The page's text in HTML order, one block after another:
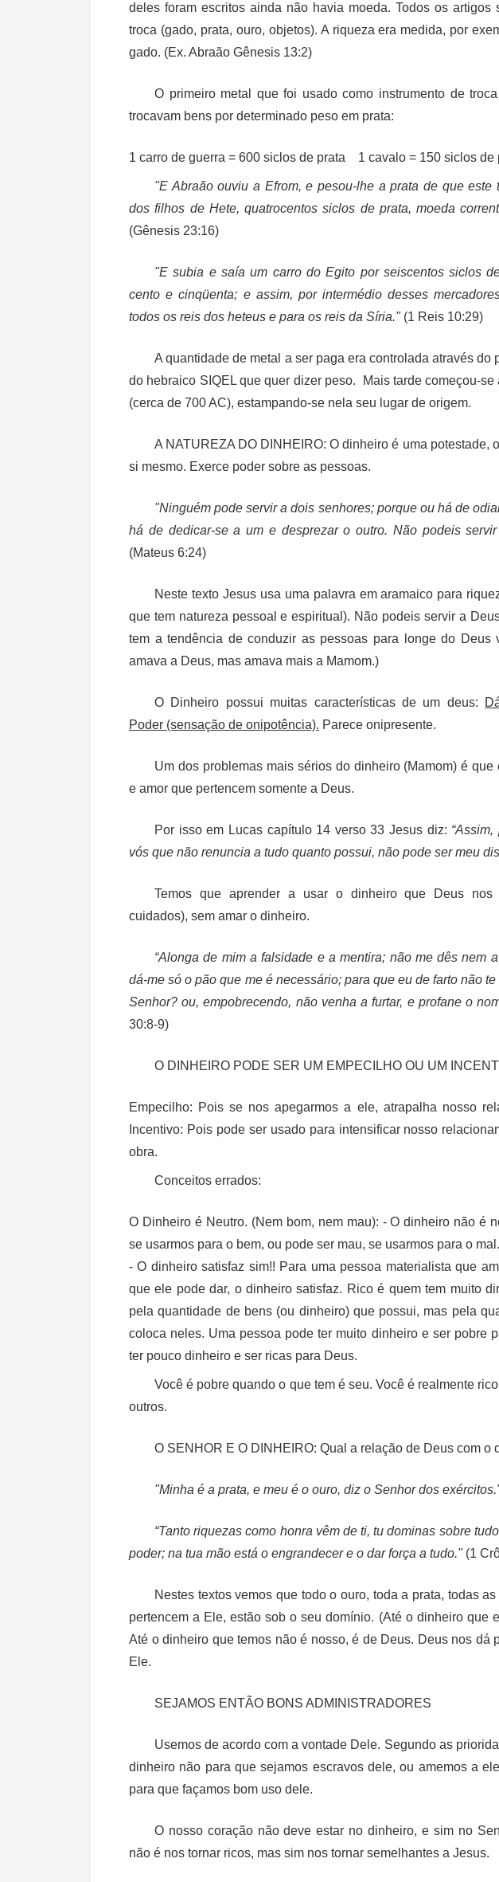
deles foram escritos ainda não havia moeda. Todos os artigos
troca (gado, prata, ouro, objetos). A riqueza era medida, por
gado. (Ex. Abraão Gênesis 13:2)
O primeiro metal que foi usado como instrumento de
trocavam bens por determinado peso em prata:
1 carro de guerra = 600 siclos de prata 1 cavalo = 150 siclos de
"E Abraão ouviu a Efrom, e pesou-lhe a prata de que este
dos filhos de Hete, quatrocentos siclos de prata, moeda
(Gênesis 23:16)
"E subia e saía um carro do Egito por seiscentos siclos
cento e cinqüenta; e assim, por intermédio desses
todos os reis dos heteus e para os reis da Síria." (1 Reis 10:29)
A quantidade de metal a ser paga era controlada através do
do hebraico SIQEL que quer dizer peso. Mais tarde começou-se
(cerca de 700 AC), estampando-se nela seu lugar de origem.
A NATUREZA DO DINHEIRO: O dinheiro é uma potestade,
si mesmo. Exerce poder sobre as pessoas.
"Ninguém pode servir a dois senhores; porque ou há de
há de dedicar-se a um e desprezar o outro. Não podeis
(Mateus 6:24)
Neste texto Jesus usa uma palavra em aramaico para
que tem natureza pessoal e espiritual). Não podeis servir a
tem a tendência de conduzir as pessoas para longe do Deus
amava a Deus, mas amava mais a Mamom.)
O Dinheiro possui muitas características de um deus:
Poder (sensação de onipotência). Parece onipresente.
Um dos problemas mais sérios do dinheiro (Mamom) é
e amor que pertencem somente a Deus.
Por isso em Lucas capítulo 14 verso 33 Jesus diz:
vós que não renuncia a tudo quanto possui, não pode ser meu
Temos que aprender a usar o dinheiro que Deus
cuidados), sem amar o dinheiro.
“Alonga de mim a falsidade e a mentira; não me dês nem
dá-me só o pão que me é necessário; para que eu de farto não
Senhor? ou, empobrecendo, não venha a furtar, e profane o
30:8-9)
O DINHEIRO PODE SER UM EMPECILHO OU UM
Empecilho: Pois se nos apegarmos a ele, atrapalha nosso
Incentivo: Pois pode ser usado para intensificar nosso
obra.
Conceitos errados:
O Dinheiro é Neutro. (Nem bom, nem mau): - O dinheiro não é
se usarmos para o bem, ou pode ser mau, se usarmos para o
- O dinheiro satisfaz sim!! Para uma pessoa materialista que
que ele pode dar, o dinheiro satisfaz. Rico é quem tem muito
pela quantidade de bens (ou dinheiro) que possui, mas pela
coloca neles. Uma pessoa pode ter muito dinheiro e ser pobre
ter pouco dinheiro e ser ricas para Deus.
Você é pobre quando o que tem é seu. Você é realmente
outros.
O SENHOR E O DINHEIRO: Qual a relação de Deus com
"Minha é a prata, e meu é o ouro, diz o Senhor dos
“Tanto riquezas como honra vêm de ti, tu dominas sobre
poder; na tua mão está o engrandecer e o dar força a tudo."(1
Nestes textos vemos que todo o ouro, toda a prata, todas
pertencem a Ele, estão sob o seu domínio. (Até o dinheiro que
Até o dinheiro que temos não é nosso, é de Deus. Deus nos dá
Ele.
SEJAMOS ENTÃO BONS ADMINISTRADORES
Usemos de acordo com a vontade Dele. Segundo as
dinheiro não para que sejamos escravos dele, ou amemos a
para que façamos bom uso dele.
O nosso coração não deve estar no dinheiro, e sim no
não é nos tornar ricos, mas sim nos tornar semelhantes a Jesus.